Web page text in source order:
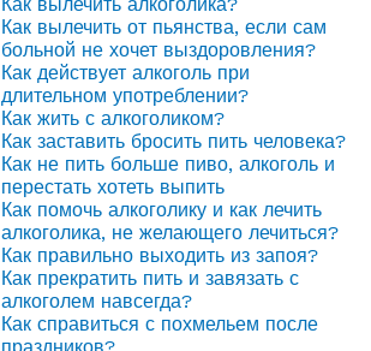
Как вылечить от пьянства, если сам
больной не хочет выздоровления?
Как действует алкоголь при
длительном употреблении?
Как жить с алкоголиком?
Как заставить бросить пить человека?
Как не пить больше пиво, алкоголь и
перестать хотеть выпить
Как помочь алкоголику и как лечить
алкоголика, не желающего лечиться?
Как правильно выходить из запоя?
Как прекратить пить и завязать с
алкоголем навсегда?
Как справиться с похмельем после